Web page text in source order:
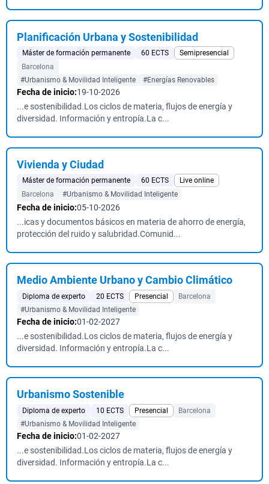
Planificación Urbana y Sostenibilidad
Máster de formación permanente 60 ECTS
Semipresencial
Barcelona
#Urbanismo & Movilidad Inteligente
#Energías Renovables
Fecha de inicio:19-10-2026
...e sostenibilidad.Los ciclos de materia, flujos de energía y
diversidad. Información y entropía.La c...
Vivienda y Ciudad
Máster de formación permanente 60 ECTS
Live online
Barcelona
#Urbanismo & Movilidad Inteligente
Fecha de inicio:05-10-2026
...icas y documentos básicos en materia de ahorro de energía,
protección del ruido y salubridad.Comunid...
Medio Ambiente Urbano y Cambio Climático
Diploma de experto 20 ECTS Presencial
Barcelona
#Urbanismo & Movilidad Inteligente
Fecha de inicio:01-02-2027
...e sostenibilidad.Los ciclos de materia, flujos de energía y
diversidad. Información y entropía.La c...
Urbanismo Sostenible
Diploma de experto 10 ECTS Presencial
Barcelona
#Urbanismo & Movilidad Inteligente
Fecha de inicio:01-02-2027
...e sostenibilidad.Los ciclos de materia, flujos de energía y
diversidad. Información y entropía.La c...